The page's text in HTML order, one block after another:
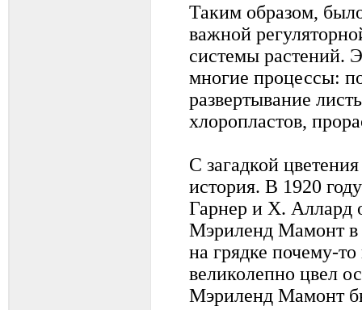
Таким образом,
важной
системы растений.
многие процессы:
развертывание
хлоропластов,
С загадкой
история. В 1920
Гарнер и Х. Аллард
Мэриленд Мамонт в
на грядке почему-
великолепно цвел
Мэриленд Мамонт